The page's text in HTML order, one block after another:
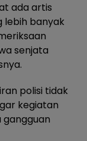
ada artis
lebih banyak
senjata
polisi tidak
kegiatan